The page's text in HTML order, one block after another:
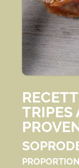
TRIPES